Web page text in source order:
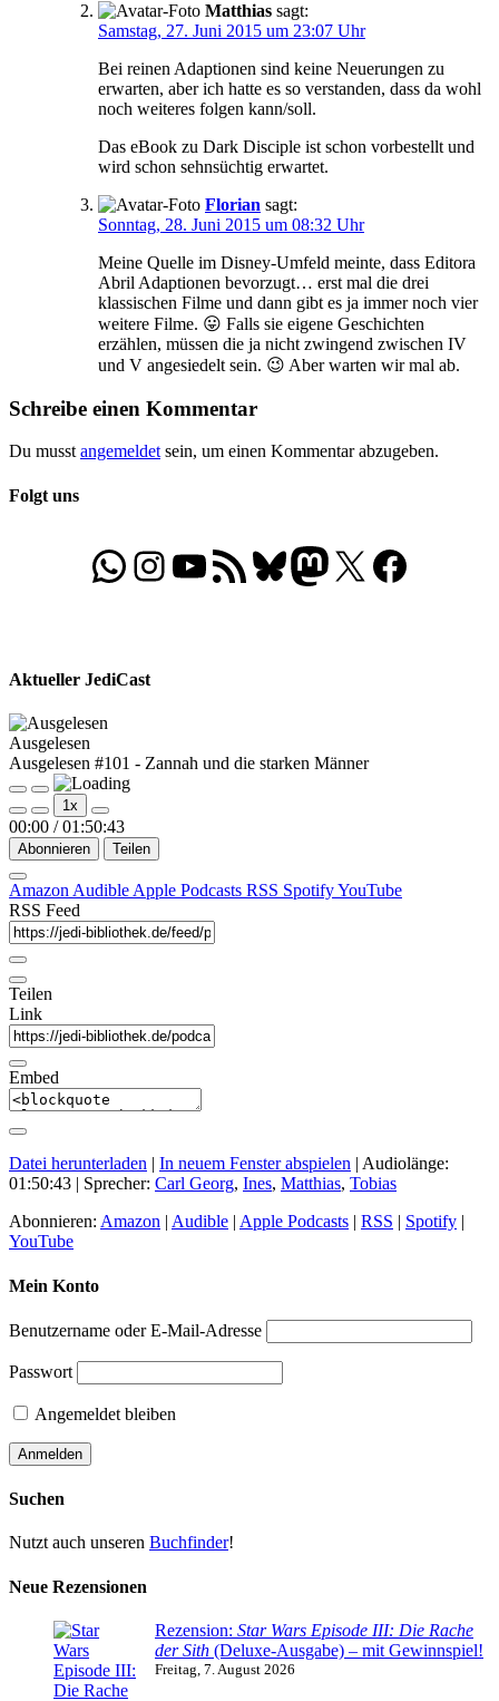
Matthias sagt:
Samstag, 27. Juni 2015 um 23:07 Uhr
Bei reinen Adaptionen sind keine Neuerungen zu
erwarten, aber ich hatte es so verstanden, dass da wohl
noch weiteres folgen kann/soll.
Das eBook zu Dark Disciple ist schon vorbestellt und
wird schon sehnsüchtig erwartet.
Florian sagt:
Sonntag, 28. Juni 2015 um 08:32 Uhr
Meine Quelle im Disney-Umfeld meinte, dass Editora
Abril Adaptionen bevorzugt… erst mal die drei
klassischen Filme und dann gibt es ja immer noch vier
weitere Filme. 😛 Falls sie eigene Geschichten
erzählen, müssen die ja nicht zwingend zwischen IV
und V angesiedelt sein. 😉 Aber warten wir mal ab.
Schreibe einen Kommentar
Du musstangemeldetsein, um einen Kommentar abzugeben.
Folgt uns
WhatsApp
Folgt uns auf Instagram
Besucht unseren YouTube-Kanal
RSS-FeedBluesky
Folgt uns auf Mastodon
X Folgt uns auf
Aktueller JediCast
Ausgelesen
Ausgelesen #101 - Zannah und die starken Männer
Play
Episode
Pause
Episode
1x
00:00 / 01:50:43
Abonnieren Teilen
Amazon Audible Apple Podcasts RSS SpotifyYouTube
RSS Feed
Teilen
Link
Embed
Datei herunterladen | In neuem Fenster abspielen | Audiolänge:
01:50:43 | Sprecher: Carl Georg, Ines, Matthias, Tobias
Abonnieren: Amazon | Audible | Apple Podcasts | RSS | Spotify |
YouTube
Mein Konto
Benutzername oder E-Mail-Adresse
Passwort
Angemeldet bleiben
Suchen
Nutzt auch unseren Buchfinder!
Neue Rezensionen
Rezension: Star Wars Episode III: Die Rache
der Sith (Deluxe-Ausgabe) – mit Gewinnspiel!
Freitag, 7. August 2026